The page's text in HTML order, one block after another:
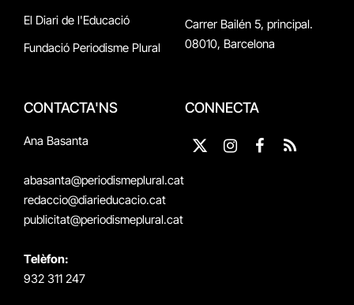
El Diari de l'Educació
Fundació Periodisme Plural
Carrer Bailén 5, principal.
08010, Barcelona
CONTACTA'NS
Ana Basanta
abasanta@periodismeplural.cat
redaccio@diarieducacio.cat
publicitat@periodismeplural.cat
Telèfon:
932 311 247
CONNECTA
X
InstagramFacebook
RSS